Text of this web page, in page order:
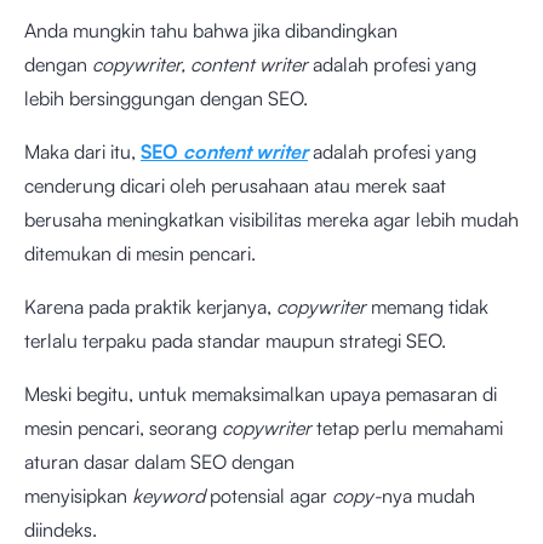
Anda mungkin tahu bahwa jika dibandingkan
dengan copywriter, content writeradalah profesi yang
lebih bersinggungan dengan SEO.
Maka dari itu, SEO content writer adalah profesi yang
cenderung dicari oleh perusahaan atau merek saat
berusaha meningkatkan visibilitas mereka agar lebih mudah
ditemukan di mesin pencari.
Karena pada praktik kerjanya, copywriter memang tidak
terlalu terpaku pada standar maupun strategi SEO.
Meski begitu, untuk memaksimalkan upaya pemasaran di
mesin pencari, seorang copywritertetap perlu memahami
aturan dasar dalam SEO dengan
menyisipkan keywordpotensial agar copy-nya mudah
diindeks.